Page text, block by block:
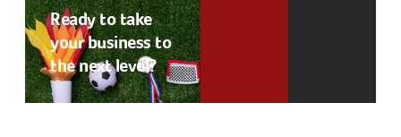
Ready to take
your business to
the next level?